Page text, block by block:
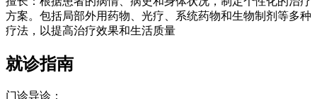
方案。包括局部外用药物、光疗、系统药物和生物制剂等多种
疗法，以提高治疗效果和生活质量
就诊指南
门诊导诊：